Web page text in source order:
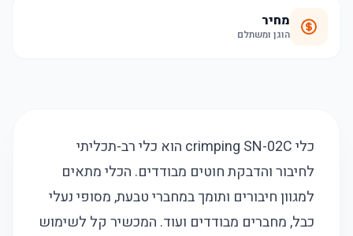
מחיר
הוגן ומשתלם
כלי crimping SN-02C הוא כלי רב-תכליתי
לחיבור והדבקת חוטים מבודדים. הכלי מתאים
למגוון חיבורים ותומך במחברי טבעת, מסופי נעלי
כבל, מחברים מבודדים ועוד. המכשיר קל לשימוש